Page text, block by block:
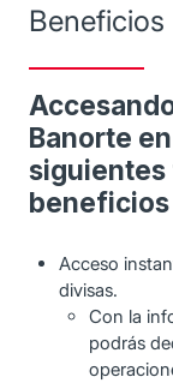
Beneficios
Banorte
beneficios
Acceso
divisas.
Con la
podrás